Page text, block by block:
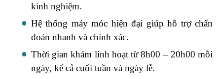
kinh nghiệm.
Hệ thống máy móc hiện đại giúp hỗ trợ chẩn
đoán nhanh và chính xác.
Thời gian khám linh hoạt từ 8h00 – 20h00 mỗi
ngày, kể cả cuối tuần và ngày lễ.